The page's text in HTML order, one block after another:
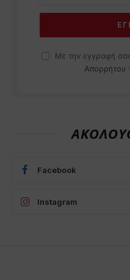
Με την εγγραφή
Απορρήτου
Facebook
Instagram